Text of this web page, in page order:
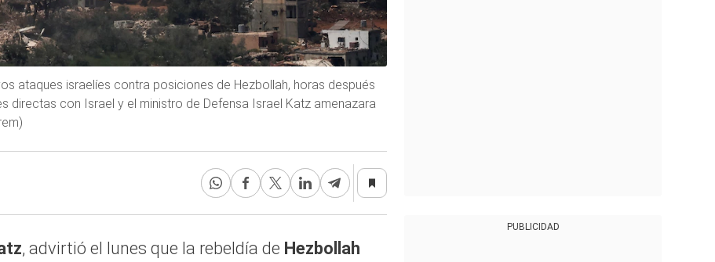
ataques israelíes contra posiciones de Hezbollah, horas después
directas con Israel y el ministro de Defensa Israel Katz amenazara
, advirtió el lunes que la rebeldía de Hezbollah
PUBLICIDAD